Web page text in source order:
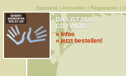
Startseite | Anmelden | Registrieren |
DAS IST LOS
CD / VINYL
» Infos
» jetzt bestellen!